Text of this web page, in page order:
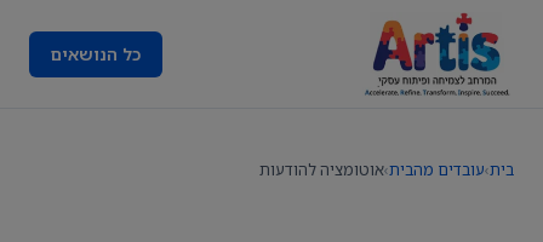
כל הנושאים
בית›עובדים מהבית›אוטומציה להודעות